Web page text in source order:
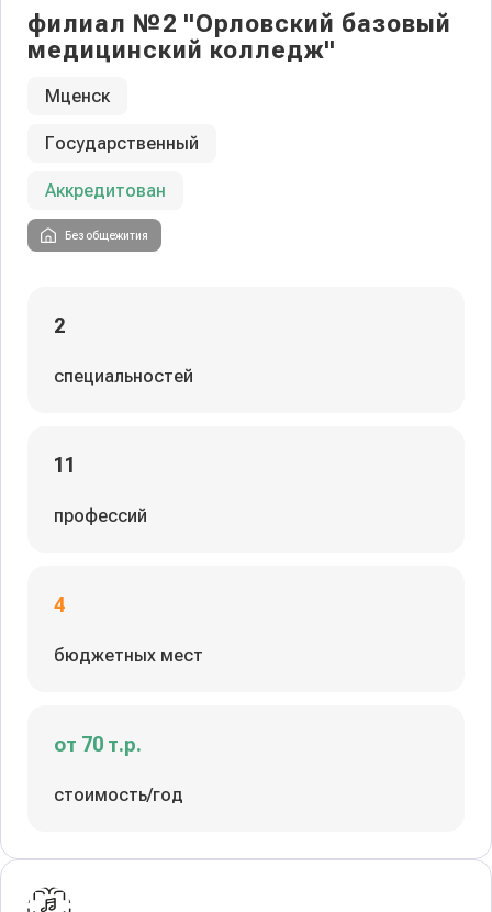
филиал №2 "Орловский базовый
медицинский колледж"
Мценск
Государственный
Аккредитован
Без общежития
2
специальностей
11
профессий
4
бюджетных мест
от 70 т.р.
стоимость/год